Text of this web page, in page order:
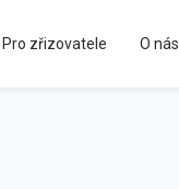
Pro zřizovatele O nás